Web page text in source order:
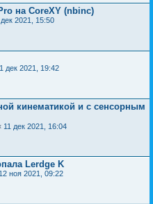
на CoreXY (nbinc)
2021, 15:50
дек 2021, 19:42
кинематикой и с сенсорным
11 дек 2021, 16:04
Lerdge K
ноя 2021, 09:22